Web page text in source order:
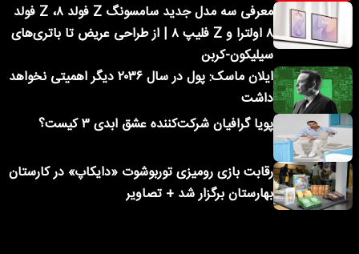
معرفی سه مدل جدید سامسونگ Z فولد ۸، Z فولد
۸ اولترا و Z فلیپ ۸ | از طراحی عریض تا باتری‌های
سیلیکون-کربن
ایلان ماسک: پول در سال ۲۰۳۶ دیگر اهمیتی نخواهد
داشت
پویا گرافیان شرکت‌کننده عشق ابدی ۳ کیست؟
رقابت بازی رومیزی توربوشوت «دایکاپ» در کارستان
بهارستان برگزار شد + تصاویر